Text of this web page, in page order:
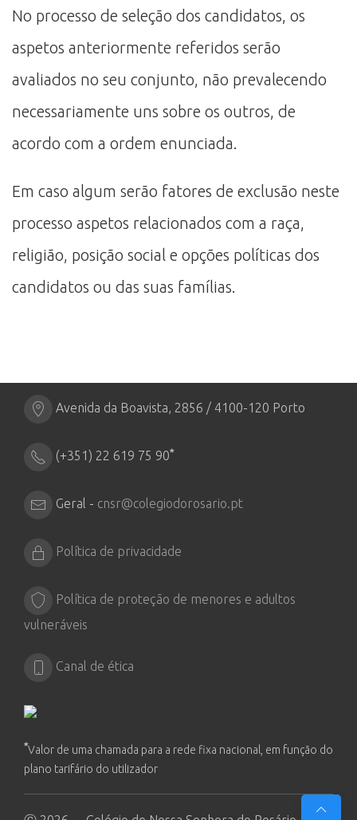
No processo de seleção dos candidatos, os
aspetos anteriormente referidos serão
avaliados no seu conjunto, não prevalecendo
necessariamente uns sobre os outros, de
acordo com a ordem enunciada.
Em caso algum serão fatores de exclusão neste
processo aspetos relacionados com a raça,
religião, posição social e opções políticas dos
candidatos ou das suas famílias.
Avenida da Boavista, 2856 / 4100-120 Porto
(+351) 22 619 75 90*
Geral - cnsr@colegiodorosario.pt
Política de privacidade
Política de proteção de menores e adultos
vulneráveis
Canal de ética
*Valor de uma chamada para a rede fixa nacional, em função do
plano tarifário do utilizador